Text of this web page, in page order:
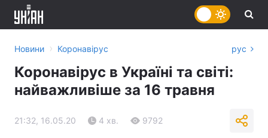
Новини › Коронавірус рус
Коронавірус в Україні та світі:
найважливіше за 16 травня
21:32, 16.05.20 4 хв. 9792